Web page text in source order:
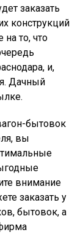
заказать
конструкций
то, что
и,
Дачный
бытовок
вы
внимание
заказать у
бытовок, а